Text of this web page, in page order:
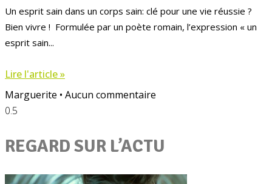
Un esprit sain dans un corps sain: clé pour une vie réussie ?
Bien vivre ! Formulée par un poète romain, l’expression « un
esprit sain
Lire l'article »
Marguerite
Aucun commentaire
REGARD SUR L’ACTU